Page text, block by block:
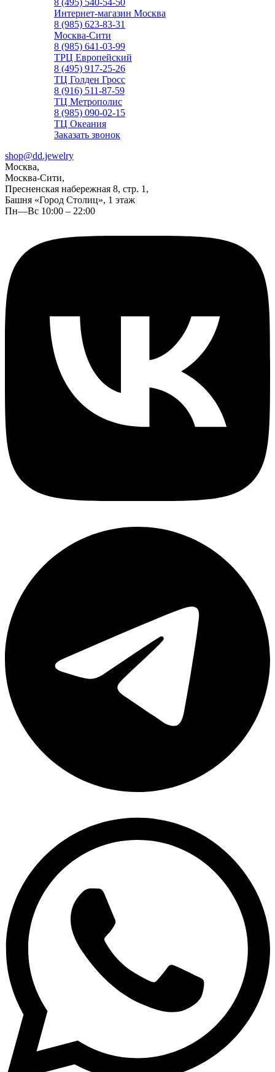
8 (495) 540-54-50
Интернет-магазин Москва
8 (985) 623-83-31
Москва-Сити
8 (985) 641-03-99
ТРЦ Европейский
8 (495) 917-25-26
ТЦ Голден Гросс
8 (916) 511-87-59
ТЦ Метрополис
8 (985) 090-02-15
ТЦ Океания
Заказать звонок
shop@dd.jewelry
Москва,
Москва-Сити,
Пресненская набережная 8, стр. 1,
Башня «Город Столиц», 1 этаж
Пн—Вс 10:00 – 22:00